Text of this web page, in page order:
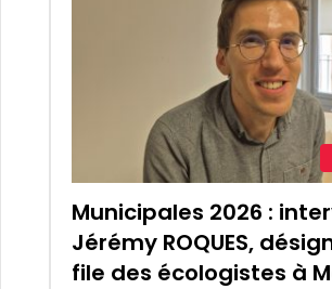
Municipales 2026 :
Jérémy ROQUES,
file des écologistes à